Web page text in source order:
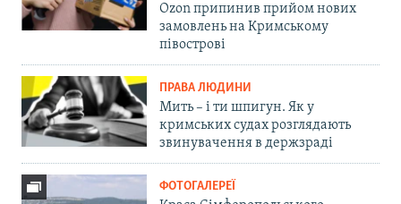
Ozon припинив прийом нових
замовлень на Кримському
півострові
ПРАВА ЛЮДИНИ
Мить – і ти шпигун. Як у
кримських судах розглядають
звинувачення в держзраді
ФОТОГАЛЕРЕЇ